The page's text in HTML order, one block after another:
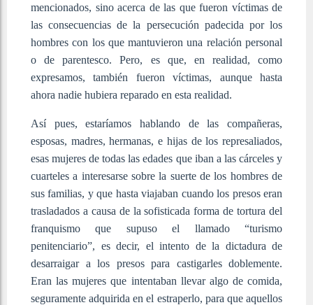
mencionados, sino acerca de las que fueron víctimas de
las consecuencias de la persecución padecida por los
hombres con los que mantuvieron una relación personal
o de parentesco. Pero, es que, en realidad, como
expresamos, también fueron víctimas, aunque hasta
ahora nadie hubiera reparado en esta realidad.
Así pues, estaríamos hablando de las compañeras,
esposas, madres, hermanas, e hijas de los represaliados,
esas mujeres de todas las edades que iban a las cárceles y
cuarteles a interesarse sobre la suerte de los hombres de
sus familias, y que hasta viajaban cuando los presos eran
trasladados a causa de la sofisticada forma de tortura del
franquismo que supuso el llamado “turismo
penitenciario”, es decir, el intento de la dictadura de
desarraigar a los presos para castigarles doblemente.
Eran las mujeres que intentaban llevar algo de comida,
seguramente adquirida en el estraperlo, para que aquellos